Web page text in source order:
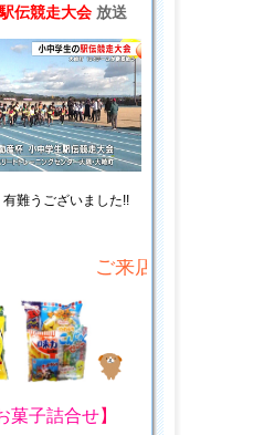
伝競走大会 放送
有難うございました!!
ご来店・ご来場プレゼント!
菓子詰合せ】